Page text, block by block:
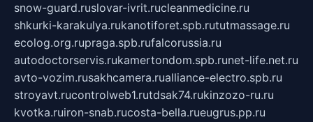
snow-guard.ruslovar-ivrit.rucleanmedicine.ru
shkurki-karakulya.rukanotiforet.spb.rututmassage.ru
ecolog.org.rupraga.spb.rufalcorussia.ru
autodoctorservis.rukamertondom.spb.runet-life.net.ru
avto-vozim.rusakhcamera.rualliance-electro.spb.ru
stroyavt.rucontrolweb1.rutdsak74.rukinzozo-ru.ru
kvotka.ruiron-snab.rucosta-bella.rueugrus.pp.ru